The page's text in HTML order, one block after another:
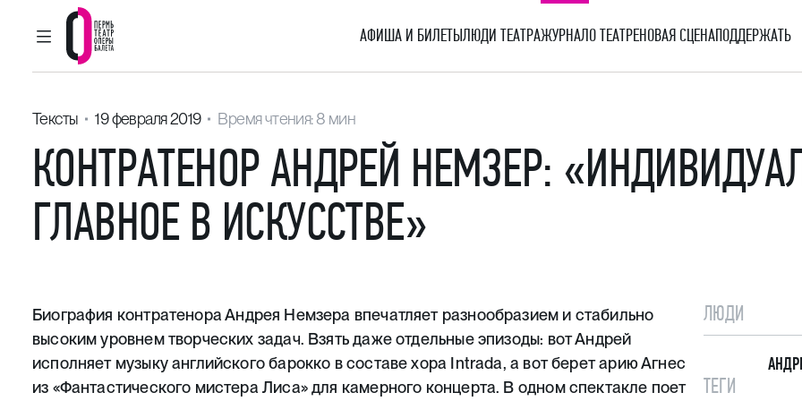
ГЛАВНОЕ МЕНЮ
Пермский театр оперы и балета
АФИША И БИЛЕТЫЛЮДИ ТЕАТРАЖУРНАЛО ТЕАТРЕНОВАЯ СЦЕНАПОДДЕРЖАТЬ
Тексты 19 февраля 2019 Время чтения: 8 мин
КОНТРАТЕНОР АНДРЕЙ НЕМЗЕР:
ГЛАВНОЕ В ИСКУССТВЕ»
Биография контратенораАндрея Немзера впечатляет разнообразием и стабильно
высоким уровнем творческих задач. Взять даже отдельные эпизоды: вотАндрей
исполняет музыку английского барокко в составе хора Intrada, а вотберет арию Агнес
из «Фантастического мистера Лиса» для камерного концерта. В одном спектакле поет
ЛЮДИ
ТЕГИ